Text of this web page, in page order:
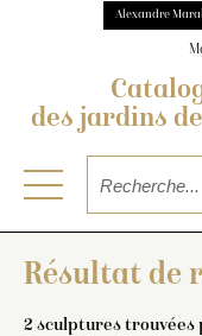
Alexandre
des jardins
Résultat de
2 sculptures trouvées